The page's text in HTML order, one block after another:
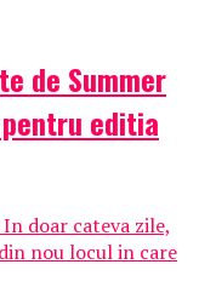
de Summer
editia
doar cateva zile,
nou locul in care